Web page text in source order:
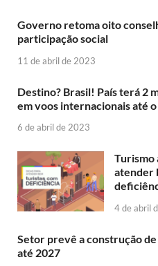
Governo retoma oito
participação social
11 de abril de 2023
Destino? Brasil! País terá 2
em voos internacionais até
6 de abril de 2023
Turismo
atender
4 de abril
Setor prevê a construção
até 2027